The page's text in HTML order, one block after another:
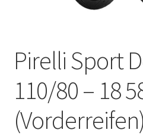
Pirelli Sport
110/80 – 18
(Vorderreifen)